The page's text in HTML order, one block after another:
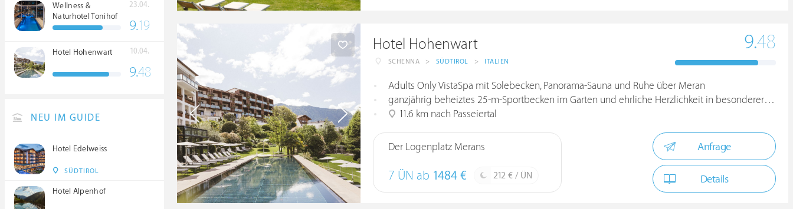
Hotel Hohenwart
SCHENNA > SÜDTIROL > ITALIEN
9.48
Adults Only VistaSpa mit Solebecken, Panorama-Sauna und Ruhe über Meran
ganzjährig beheiztes 25-m-Sportbecken im Garten und ehrliche Herzlichkeit in besonderer Lage
11.6 km nach Passeiertal
Der Logenplatz Merans
7 ÜN ab 1484 € 212 € / ÜN
Anfrage
Details
Wellness &
Naturhotel Tonihof
****S
23.04.
9.19
Hotel Hohenwart 10.04.
9.48
NEU IM GUIDE
Hotel Edelweiss
SÜDTIROL
Hotel Alpenhof